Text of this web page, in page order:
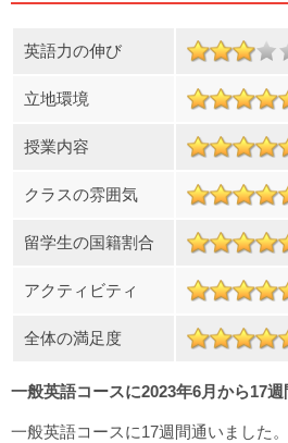
英語力の伸び
立地環境
授業内容
クラスの雰囲気
留学生の国籍割合
アクティビティ
全体の満足度
一般英語コースに2023年6月から17週
一般英語コースに17週間通いました